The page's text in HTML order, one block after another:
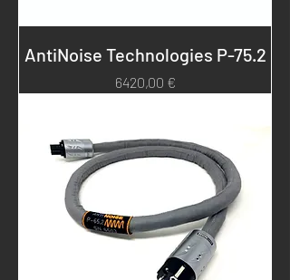
AntiNoise Technologies P-75.2
Prezzo
6420,00 €